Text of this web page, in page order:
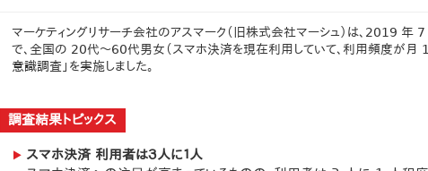
マーケティングリサーチ会社のアスマーク（旧株式会社マーシュ）は、2019
で、全国の 20代～60代男女（スマホ決済を現在利用していて、利用頻度が月
意識調査」を実施しました。
調査結果トピックス
スマホ決済 利用者は３人に１人